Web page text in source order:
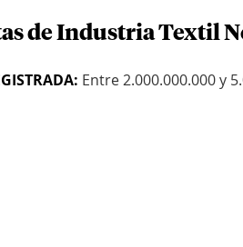
de Industria Textil
Entre 2.000.000.000 y